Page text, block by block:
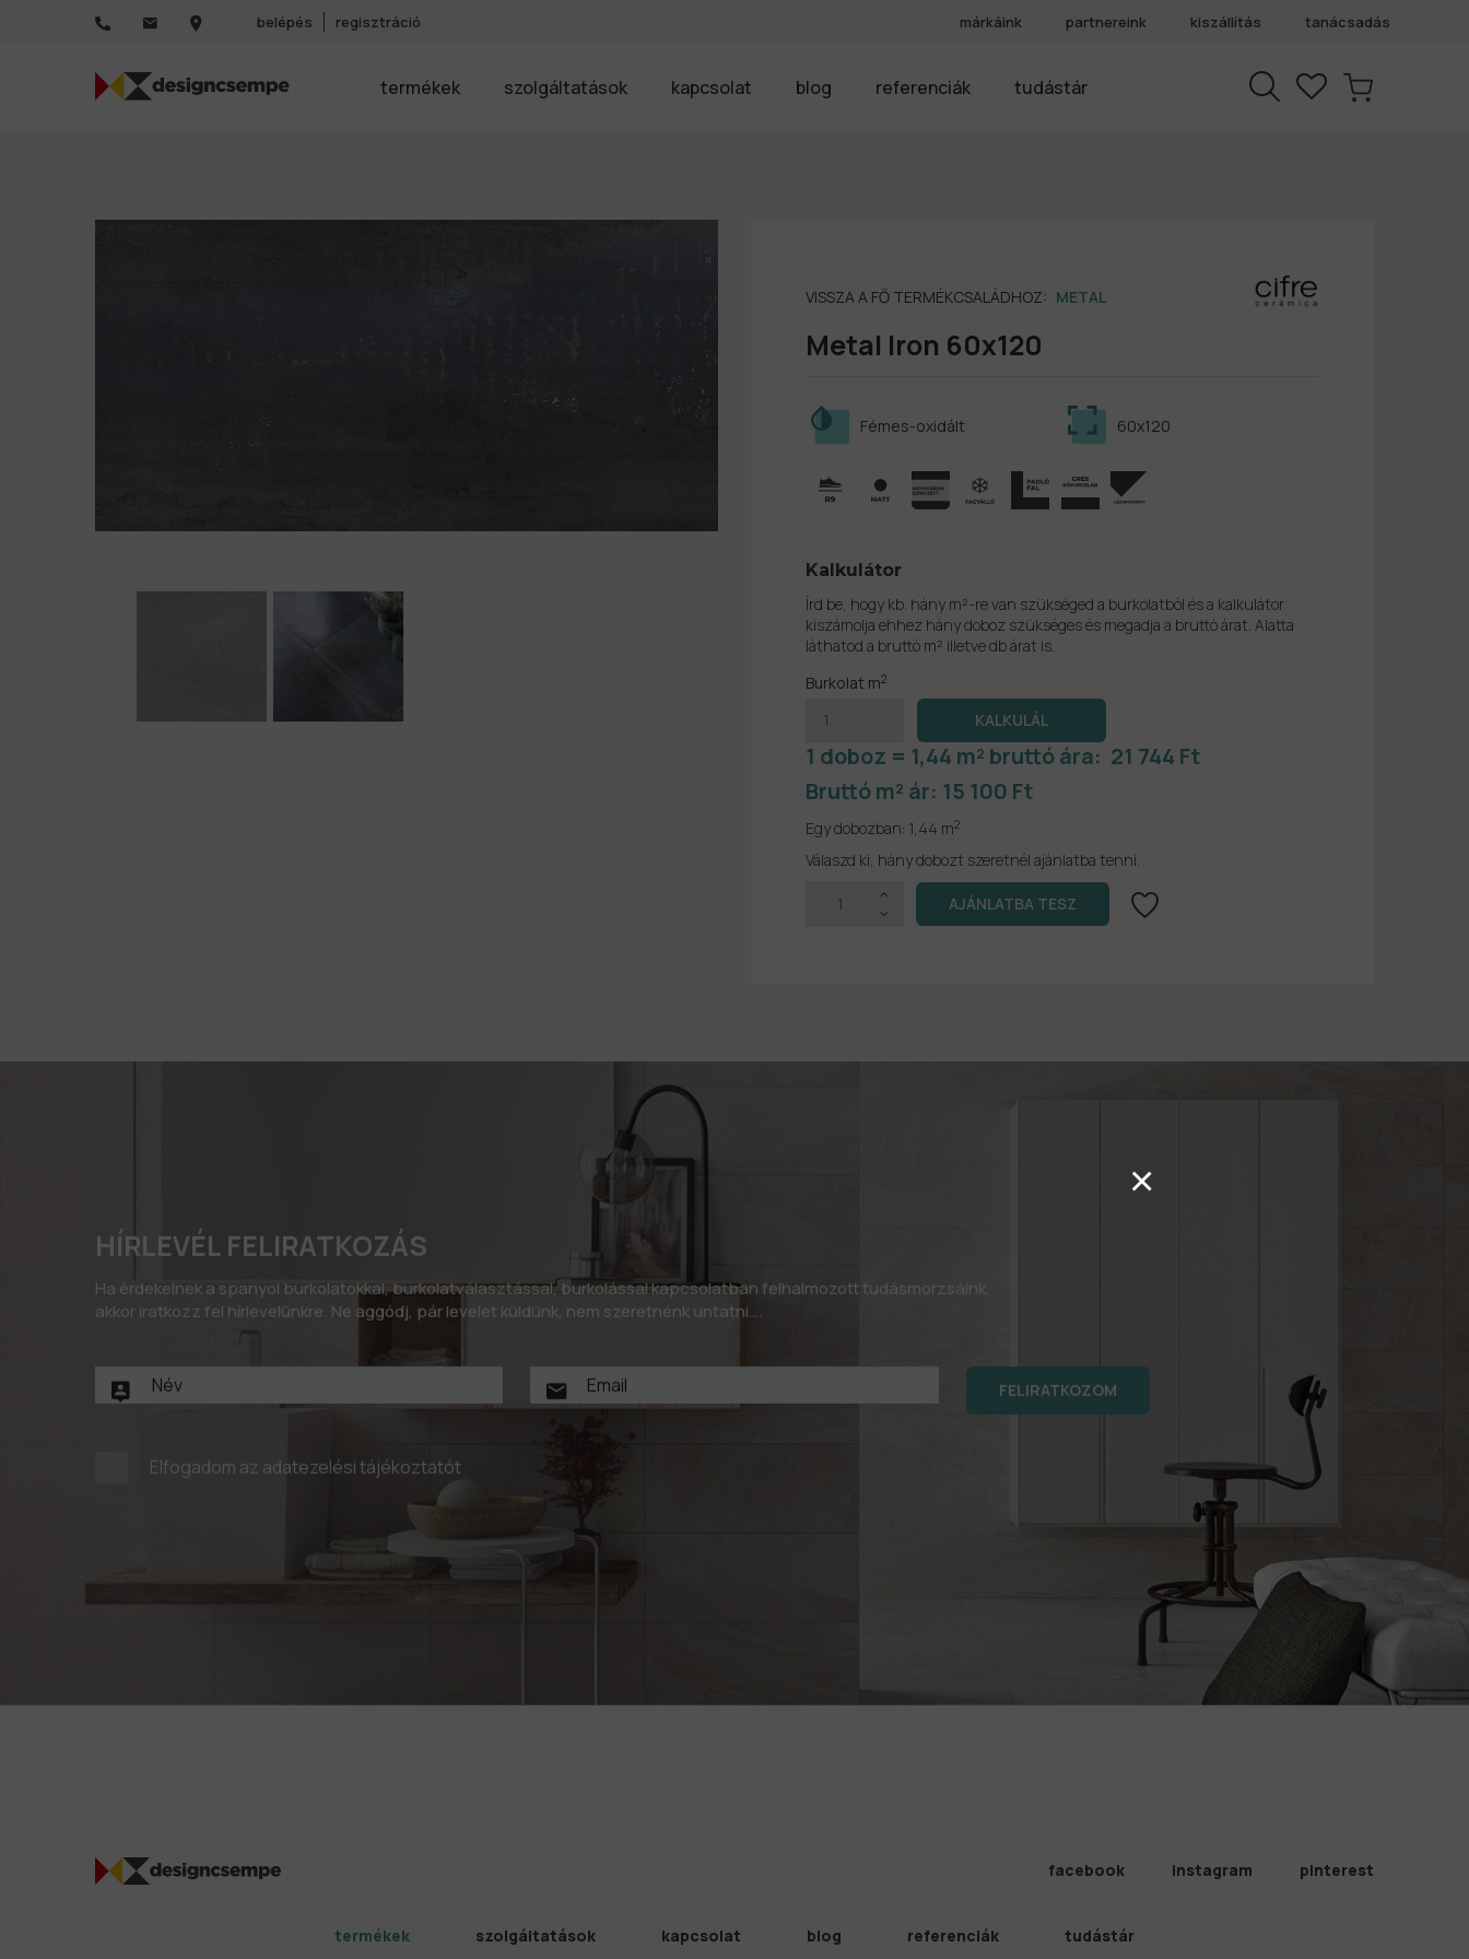
belépés regisztráció márkáink partnereink kiszállítás tanácsadás
termékek szolgáltatások kapcsolat blog referenciák tudástár
VISSZA A FŐ TERMÉKCSALÁDHOZ: METAL
Metal Iron 60x120
60x120
Fémes-oxidált
Kalkulátor
Írd be, hogy kb. hány m²-re van szükséged a burkolatból és a kalkulátor
kiszámolja ehhez hány doboz szükséges és megadja a bruttó árat. Alatta
láthatod a bruttó m² illetve db árat is.
Burkolat m2
1 doboz = 1,44 m² bruttó ára: 21 744 Ft
Bruttó m² ár: 15 100 Ft
Egy dobozban: 1,44 m2
Válaszd ki, hány dobozt szeretnél ajánlatba tenni.
HÍRLEVÉL FELIRATKOZÁS
Ha érdekelnek a spanyol burkolatokkal, burkolatválasztással, burkolással kapcsolatban felhalmozott tudásmorzsáink,
akkor iratkozz fel hírlevelünkre. Ne aggódj, pár levelet küldünk, nem szeretnénk untatni….
FELIRATKOZOM
Elfogadom az adatezelési tájékoztatót
facebook instagram pinterest
termékek szolgáltatások kapcsolat blog referenciák tudástár
×